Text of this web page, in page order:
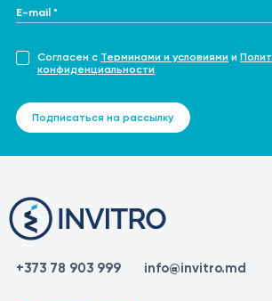
E-mail *
Согласен с Терминами и условиями и
конфиденциальности
Подписаться на рассылку
+373 78 903 999 info@invitro.md